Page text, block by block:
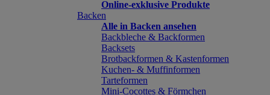
Online-exklusive Produkte
Backen
Alle in Backen ansehen
Backbleche & Backformen
Backsets
Brotbackformen & Kastenformen
Kuchen- & Muffinformen
Tarteformen
Mini-Cocottes & Förmchen